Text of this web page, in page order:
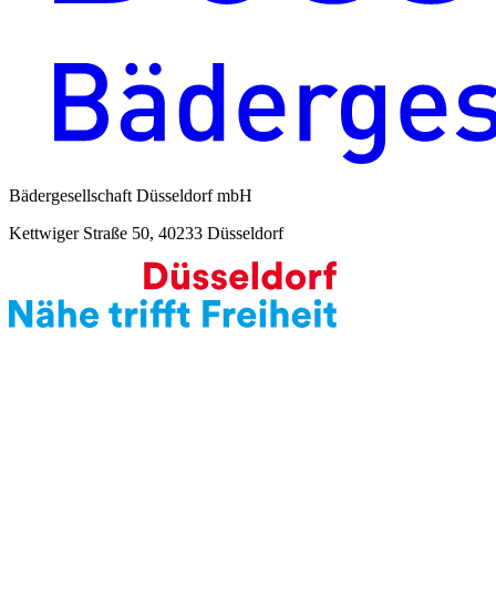
Bädergesellschaft Düsseldorf mbH
Kettwiger Straße 50, 40233 Düsseldorf